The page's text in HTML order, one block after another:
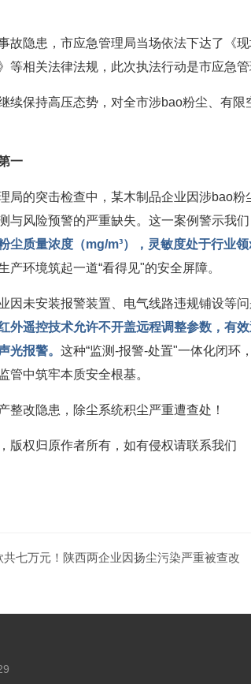
故隐患，市应急管理局当场依法下达了《
等相关法律法规，此次执法行动是市应急
续保持高压态势，对全市涉bao粉尘、有
一
局的突击检查中，某木制品企业因涉bao
与风险预警的严重缺失。这一案例警示我
尘质量浓度（mg/m³），灵敏度处于行业
产环境筑起一道“看得见"的安全屏障。
因未安装报警装置、电气线路违规铺设等
外遥控技术允许不开盖远程调整参数，有
光报警。这种“监测-报警-处置"一体化闭环
管中筑牢本质安全根基。
版权归原作者所有，如有侵权请联系我们
共七万元！陕西两企业因扬尘污染严重被查改